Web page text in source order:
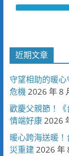
近期文章
守望相助的暖
危機2026 年 8
歡慶父親節！《
情端好康2026
暖心跨海送暖
災重建 2026 年